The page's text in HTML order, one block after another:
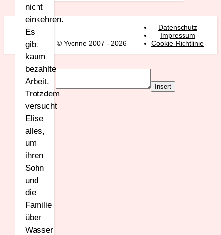
nicht
einkehren.
Es
gibt
kaum
bezahlte
Arbeit.
Trotzdem
versucht
Elise
alles,
um
ihren
Sohn
und
die
Familie
über
Wasser
© Yvonne 2007 - 2026
Datenschutz
Impressum
Cookie-Richtlinie
Insert